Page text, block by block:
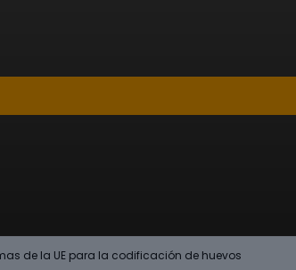
de la UE para la codificación de huevos